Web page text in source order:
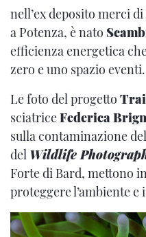
nell’ex deposito merci di
a Potenza, è nato
efficienza energetica
zero e uno spazio eventi.
Le foto del progetto
sciatriceFederica
sulla contaminazione
del Wildlife
Forte di Bard, mettono
proteggere l’ambiente e